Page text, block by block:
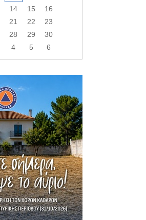
14 15
16
21 22
23
28 29
30
4 5 6